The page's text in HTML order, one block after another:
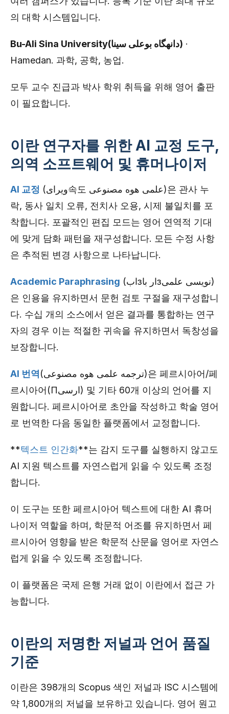
의 대학 시스템입니다.
Bu-Ali Sina University(دانهگاه بوعلی سینا) ·
Hamedan. 과학, 공학, 농업.
모두 교수 진급과 박사 학위 취득을 위해 영어 출판
이 필요합니다.
이란 연구자를 위한 AI 교정 도구,
의역 소프트웨어 및 휴머나이저
AI 교정 (ویرای속도 علمی هوه مصنوعی)은 관사 누
락, 동사 일치 오류, 전치사 오용, 시제 불일치를 포
착합니다. 포괄적인 편집 모드는 영어 연역적 기대
에 맞게 담화 패턴을 재구성합니다. 모든 수정 사항
은 추적된 변경 사항으로 나타납니다.
Academic Paraphrasing (ابзار باзنویسی علمی)
은 인용을 유지하면서 문헌 검토 구절을 재구성합니
다. 수십 개의 소스에서 얻은 결과를 통합하는 연구
자의 경우 이는 적절한 귀속을 유지하면서 독창성을
보장합니다.
AI 번역 (ترجمه علمی هوه مصنوعی)은 페르시아어/페
르시아어(Пارسی) 및 기타 60개 이상의 언어를 지
원합니다. 페르시아어로 초안을 작성하고 학술 영어
로 번역한 다음 동일한 플랫폼에서 교정합니다.
**텍스트 인간화**는 감지 도구를 실행하지 않고도
AI 지원 텍스트를 자연스럽게 읽을 수 있도록 조정
합니다.
이 도구는 또한 페르시아어 텍스트에 대한 AI 휴머
나이저 역할을 하며, 학문적 어조를 유지하면서 페
르시아어 영향을 받은 학문적 산문을 영어로 자연스
럽게 읽을 수 있도록 조정합니다.
이 플랫폼은 국제 은행 거래 없이 이란에서 접근 가
능합니다.
이란의 저명한 저널과 언어 품질
기준
이란은 398개의 Scopus 색인 저널과 ISC 시스템에
약 1,800개의 저널을 보유하고 있습니다. 영어 원고